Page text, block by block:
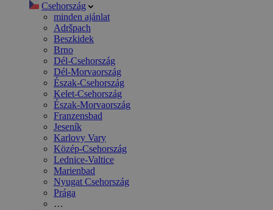
Csehország
minden ajánlat
Adršpach
Beszkidek
Brno
Dél-Csehország
Dél-Morvaország
Észak-Csehország
Kelet-Csehország
Észak-Morvaország
Franzensbad
Jeseník
Karlovy Vary
Közép-Csehország
Lednice-Valtice
Marienbad
Nyugat Csehország
Prága
…